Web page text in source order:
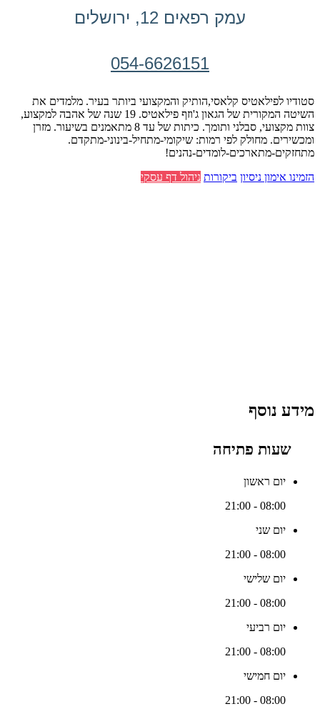
עמק רפאים 12, ירושלים
054-6626151
סטודיו לפילאטיס קלאסי,הותיק והמקצועי ביותר בעיר. מלמדים את
השיטה המקורית של הגאון ג'וזף פילאטיס. 19 שנה של אהבה למקצוע,
צוות מקצועי, סבלני ותומך. כיתות של עד 8 מתאמנים בשיעור. מזרן
ומכשירים. מחולק לפי רמות: שיקומי-מתחיל-בינוני-מתקדם.
מתחזקים-מתארכים-לומדים-נהנים!
הזמינו אימון ניסיון ביקורות ניהול דף עסקי
מידע נוסף
שעות פתיחה
יום ראשון
08:00 - 21:00
יום שני
08:00 - 21:00
יום שלישי
08:00 - 21:00
יום רביעי
08:00 - 21:00
יום חמישי
08:00 - 21:00